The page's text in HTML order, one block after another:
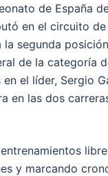
de España
en el circuito
la segunda
de la categoría
el líder, Sergio
en las dos
y marcando